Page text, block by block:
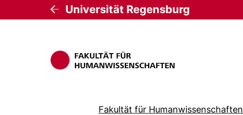
Universität Regensburg
Fakultät für Humanwissenschaften